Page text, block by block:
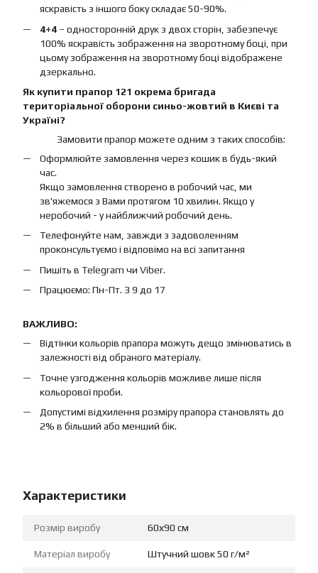
яскравість з іншого боку складає 50-90%.
4+4 – односторонній друк з двох сторін, забезпечує
100% яскравість зображення на зворотному боці, при
цьому зображення на зворотному боці відображене
дзеркально.
Як купити прапор 121 окрема бригада
територіальної оборони синьо-жовтий в Києві та
Україні?
Замовити прапор можете одним з таких способів:
Оформлюйте замовлення через кошик в будь-який
час.
Якщо замовлення створено в робочий час, ми
зв'яжемося з Вами протягом 10 хвилин. Якщо у
неробочий - у найближчий робочий день.
Телефонуйте нам, завжди з задоволенням
проконсультуємо і відповімо на всі запитання
Пишіть в Telegram чи Viber.
Працюємо: Пн-Пт. З 9 до 17
ВАЖЛИВО:
Відтінки кольорів прапора можуть дещо змінюватись в
залежності від обраного матеріалу.
Точне узгодження кольорів можливе лише після
кольорової проби.
Допустимі відхилення розміру прапора становлять до
2% в більший або менший бік.
Характеристики
Розмір виробу 60х90 см
Матеріал виробу Штучний шовк 50 г/м²